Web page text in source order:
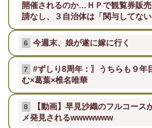
開催されるのか…ＨＰで観覧券販
請なし、３自治体は「関与してな
6 今週末、娘が遂に嫁に行く
7
#ずしり8周年：〗うちらも９年
む×葛葉×椎名唯華
8
【動画】早見沙織のフルコース
メ発見されるwwwwwww